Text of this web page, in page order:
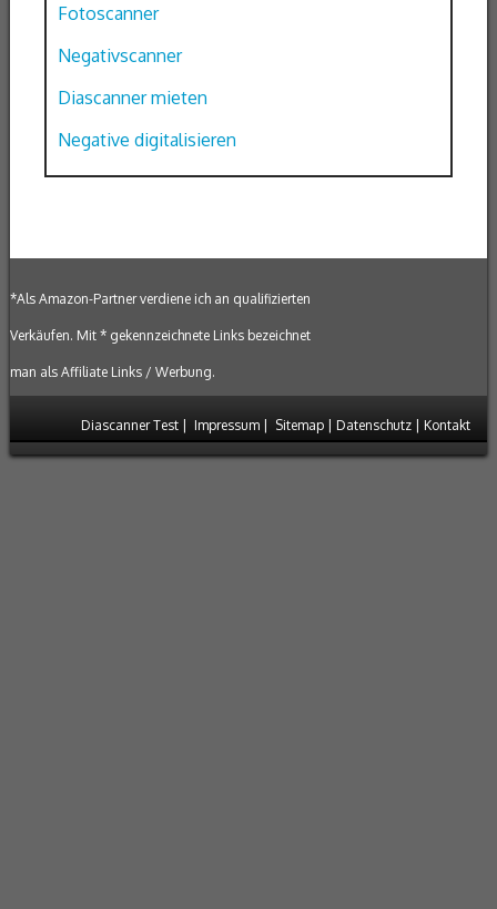
Fotoscanner
Negativscanner
Diascanner mieten
Negative digitalisieren
*Als Amazon-Partner verdiene ich an qualifizierten
Verkäufen. Mit * gekennzeichnete Links bezeichnet
man als Affiliate Links / Werbung.
Diascanner Test | Impressum | Sitemap | Datenschutz | Kontakt